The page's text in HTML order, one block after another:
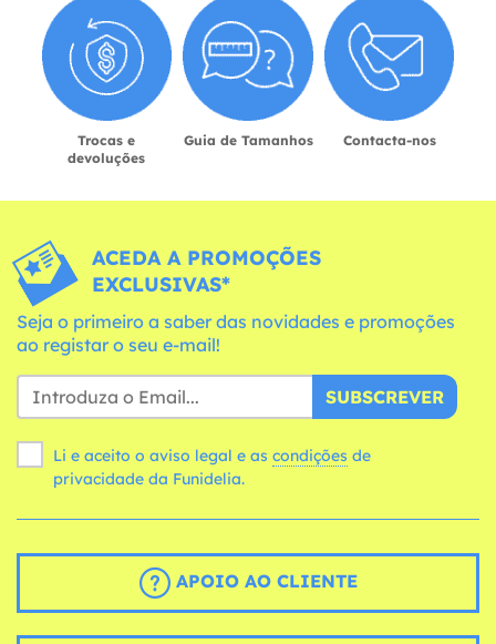
Trocas e
devoluções
Guia de Tamanhos Contacta-nos
ACEDA A PROMOÇÕES
EXCLUSIVAS*
Seja o primeiro a saber das novidades e promoções
ao registar o seu e-mail!
SUBSCREVER
Li e aceito o aviso legal e as condições
privacidade da Funidelia.
APOIO AO CLIENTE